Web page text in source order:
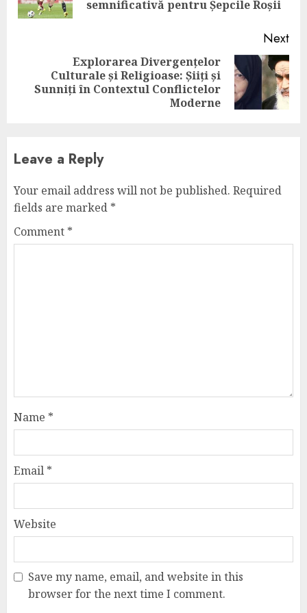
semnificativă pentru Șepcile Roșii
Next
post:
Explorarea Divergențelor
Culturale și Religioase: Șiiți și
Sunniți în Contextul Conflictelor
Moderne
Leave a Reply
Your email address will not be published. Required
fields are marked *
Comment *
Name *
Email *
Website
Save my name, email, and website in this
browser for the next time I comment.